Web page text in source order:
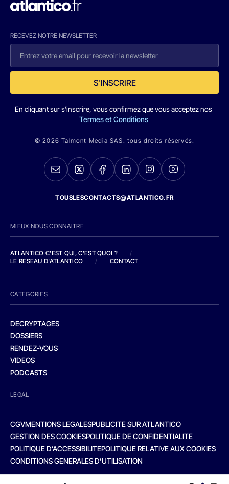
RECEVEZ NOTRE NEWSLETTER
S'INSCRIRE
En cliquant sur s'inscrire, vous confirmez que vous acceptez nos
Termes et Conditions
© 2026 Talmont Media SAS. tous droits réservés.
TOUSLESCONTACTS@ATLANTICO.FR
MIEUX NOUS CONNAITRE
ATLANTICO C'EST QUI, C'EST QUOI ?
/
LE RESEAU D'ATLANTICO
/ CONTACT
CATEGORIES
DECRYPTAGES
DOSSIERS
RENDEZ-VOUS
VIDEOS
PODCASTS
LEGAL
CGVMENTIONS LEGALESPUBLICITE SUR ATLANTICO
GESTION DES COOKIESPOLITIQUE DE CONFIDENTIALITE
POLITIQUE D’ACCESSIBILITEPOLITIQUE RELATIVE AUX COOKIES
CONDITIONS GENERALES D’UTILISATION